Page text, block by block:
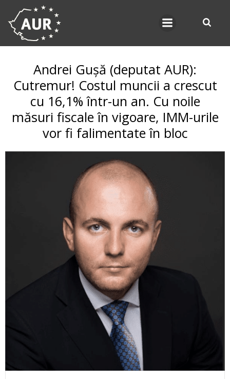
Andrei Gușă (deputat AUR):
Cutremur! Costul muncii a crescut
cu 16,1% într-un an. Cu noile
măsuri fiscale în vigoare, IMM-urile
vor fi falimentate în bloc